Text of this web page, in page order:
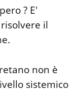
? E'
il
non è
sistemico